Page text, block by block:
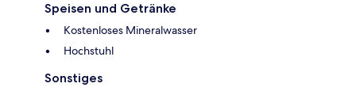
Speisen und Getränke
Kostenloses Mineralwasser
Hochstuhl
Sonstiges